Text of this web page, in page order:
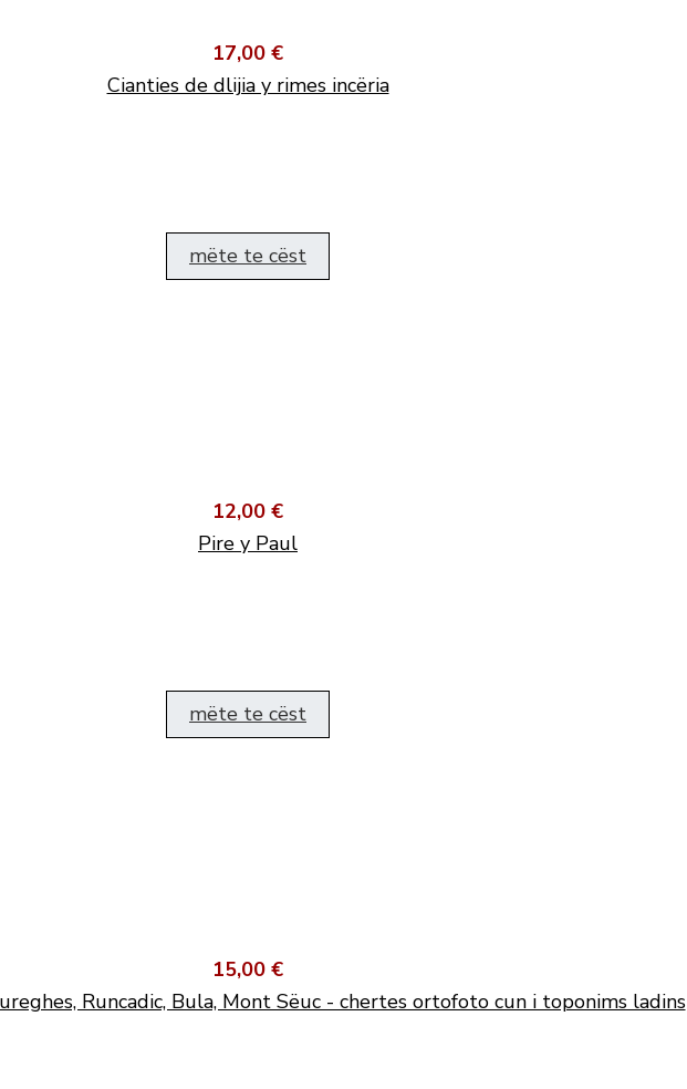
17,00 €
Cianties de dlijia y rimes incëria
mëte te cëst
12,00 €
Pire y Paul
mëte te cëst
15,00 €
Runcadic, Bula, Mont Sëuc - chertes ortofoto cun i toponims ladins